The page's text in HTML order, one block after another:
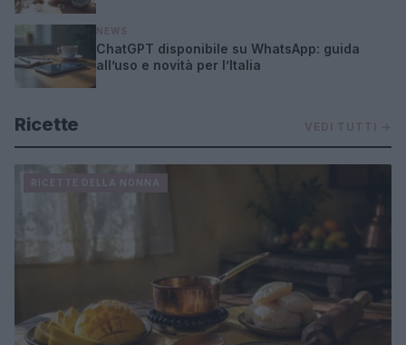
ChatGPT disponibile su WhatsApp: guida
all’uso e novità per l’Italia
Ricette